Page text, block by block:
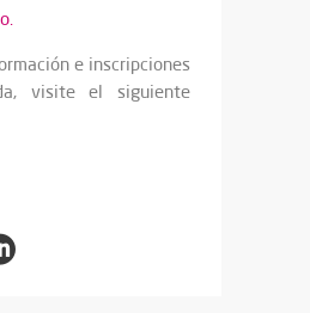
e inscripciones
visite el siguiente